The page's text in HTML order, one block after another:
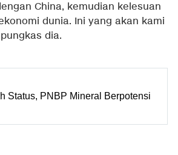
China, kemudian kelesuan
dunia. Ini yang akan kami
dia.
Status, PNBP Mineral Berpotensi